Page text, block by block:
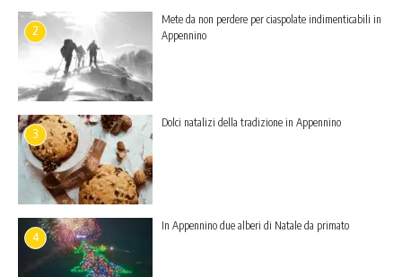
2
Mete da non perdere per ciaspolate indimenticabili in
Appennino
3
Dolci natalizi della tradizione in Appennino
4
In Appennino due alberi di Natale da primato